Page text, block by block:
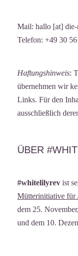
Mail: hallo [at] die-
Telefon: +49 30
Haftungshinweis:
übernehmen wir
Links. Für den
ausschließlich
ÜBER
#whitelilyrev ist
Mütterinitiative für
dem 25.
und dem 10.